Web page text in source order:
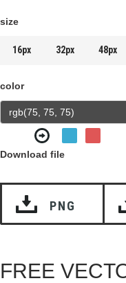
size
16px 32px 48px
color
Download file
PNG
FREE